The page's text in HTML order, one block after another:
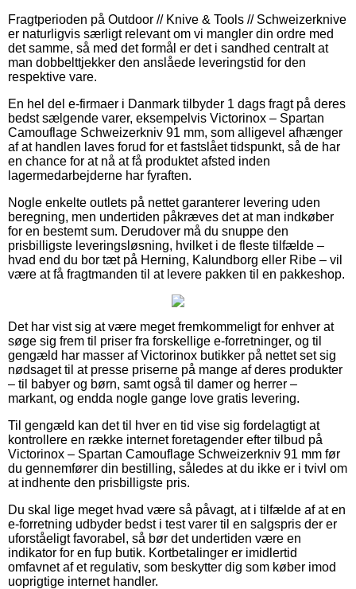
Fragtperioden på Outdoor // Knive & Tools // Schweizerknive
er naturligvis særligt relevant om vi mangler din ordre med
det samme, så med det formål er det i sandhed centralt at
man dobbelttjekker den anslåede leveringstid for den
respektive vare.
En hel del e-firmaer i Danmark tilbyder 1 dags fragt på deres
bedst sælgende varer, eksempelvis Victorinox – Spartan
Camouflage Schweizerkniv 91 mm, som alligevel afhænger
af at handlen laves forud for et fastslået tidspunkt, så de har
en chance for at nå at få produktet afsted inden
lagermedarbejderne har fyraften.
Nogle enkelte outlets på nettet garanterer levering uden
beregning, men undertiden påkræves det at man indkøber
for en bestemt sum. Derudover må du snuppe den
prisbilligste leveringsløsning, hvilket i de fleste tilfælde –
hvad end du bor tæt på Herning, Kalundborg eller Ribe – vil
være at få fragtmanden til at levere pakken til en pakkeshop.
Det har vist sig at være meget fremkommeligt for enhver at
søge sig frem til priser fra forskellige e-forretninger, og til
gengæld har masser af Victorinox butikker på nettet set sig
nødsaget til at presse priserne på mange af deres produkter
– til babyer og børn, samt også til damer og herrer –
markant, og endda nogle gange love gratis levering.
Til gengæld kan det til hver en tid vise sig fordelagtigt at
kontrollere en række internet foretagender efter tilbud på
Victorinox – Spartan Camouflage Schweizerkniv 91 mm før
du gennemfører din bestilling, således at du ikke er i tvivl om
at indhente den prisbilligste pris.
Du skal lige meget hvad være så påvagt, at i tilfælde af at en
e-forretning udbyder bedst i test varer til en salgspris der er
uforståeligt favorabel, så bør det undertiden være en
indikator for en fup butik. Kortbetalinger er imidlertid
omfavnet af et regulativ, som beskytter dig som køber imod
uoprigtige internet handler.